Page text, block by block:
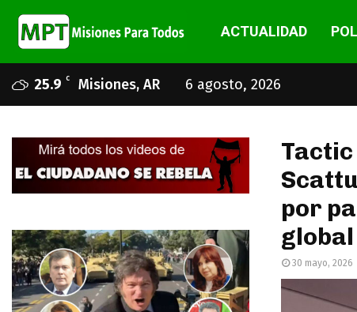
ACTUALIDAD
25.9 C Misiones, AR 6 agosto, 2026
Tactic
por
30 mayo, 2026